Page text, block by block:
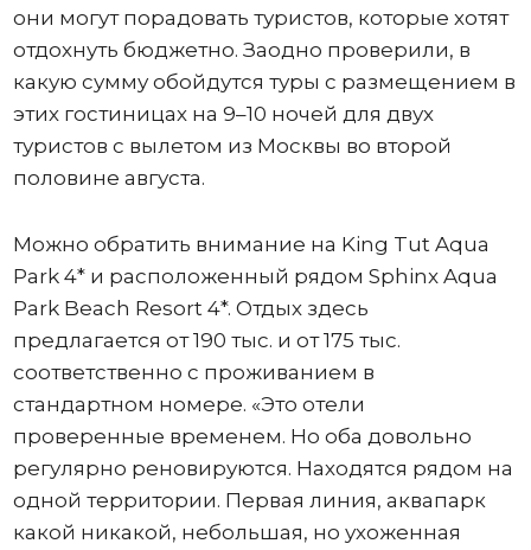
они могут порадовать туристов, которые хотят
отдохнуть бюджетно. Заодно проверили, в
какую сумму обойдутся туры с размещением в
этих гостиницах на 9–10 ночей для двух
туристов с вылетом из Москвы во второй
половине августа.
Можно обратить внимание на King Tut Aqua
Park 4* и расположенный рядом Sphinx Aqua
Park Beach Resort 4*. Отдых здесь
предлагается от 190 тыс. и от 175 тыс.
соответственно с проживанием в
стандартном номере. «Это отели
проверенные временем. Но оба довольно
регулярно реновируются. Находятся рядом на
одной территории. Первая линия, аквапарк
какой никакой, небольшая, но ухоженная